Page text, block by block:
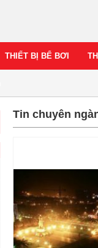
THIẾT BỊ BỂ BƠI
Tin chuyên